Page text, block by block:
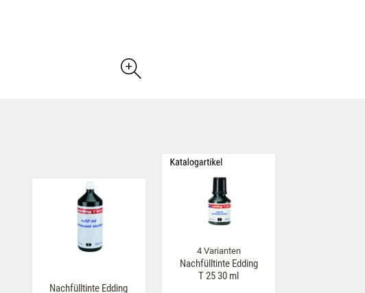
Nachfülltinte Edding
4 Varianten
Nachfülltinte Edding
T 25 30 ml